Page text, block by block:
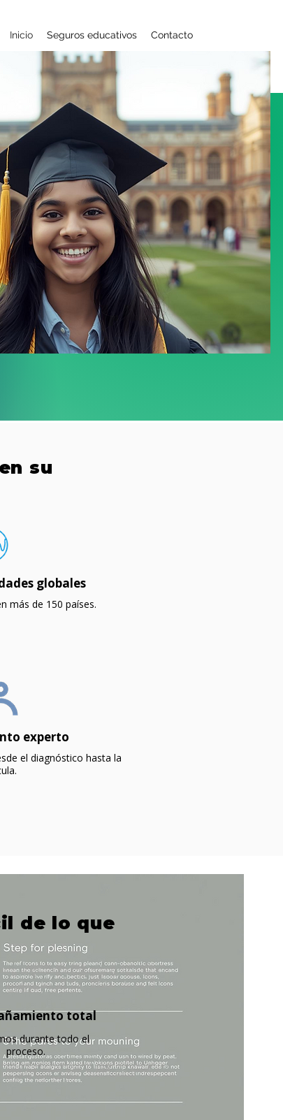
Inicio Seguros educativos Contacto
acceso a las
mañana.
globales
más de 150 países.
experto
el diagnóstico hasta la
su
de lo que
total
durante todo el
proceso.